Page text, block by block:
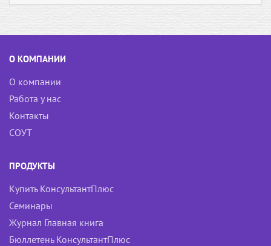
О КОМПАНИИ
О компании
Работа у нас
Контакты
СОУТ
ПРОДУКТЫ
Купить КонсультантПлюс
Семинары
Журнал Главная книга
Бюллетень КонсультантПлюс